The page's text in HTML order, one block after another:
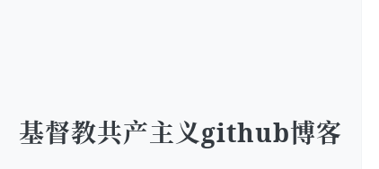
基督教共产主义github博客